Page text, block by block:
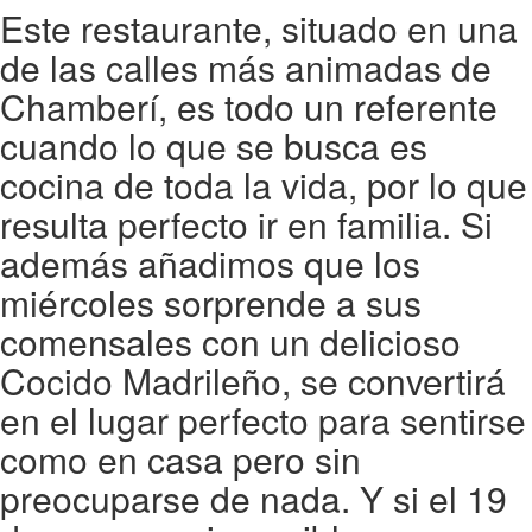
Este restaurante, situado en una
de las calles más animadas de
Chamberí, es todo un referente
cuando lo que se busca es
cocina de toda la vida, por lo que
resulta perfecto ir en familia. Si
además añadimos que los
miércoles sorprende a sus
comensales con un delicioso
Cocido Madrileño, se convertirá
en el lugar perfecto para sentirse
como en casa pero sin
preocuparse de nada. Y si el 19